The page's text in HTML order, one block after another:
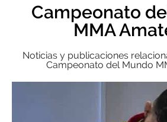
Campeonato
MMA
Noticias y publicaciones
Campeonato del Mundo